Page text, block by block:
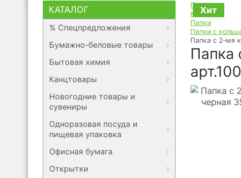
КАТАЛОГ
% Спецпредложения
Бумажно-беловые товары
Бытовая химия
Канцтовары
Новогодние товары и
сувениры
Одноразовая посуда и
пищевая упаковка
Офисная бумага
Открытки
Главная
Каталог
Папки
Папки с
Папка с 2-мя
Папка
Хит